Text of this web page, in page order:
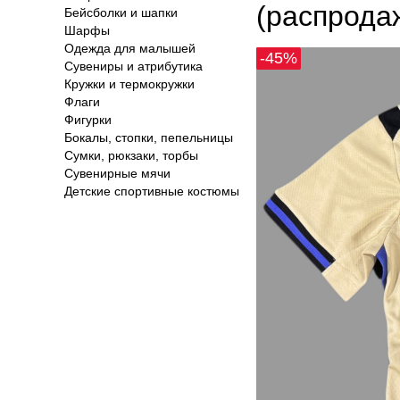
Бейсболки и шапки
Шарфы
Одежда для малышей
Сувениры и атрибутика
Кружки и термокружки
Флаги
Фигурки
Бокалы, стопки, пепельницы
Сумки, рюкзаки, торбы
Сувенирные мячи
Детские спортивные костюмы
-45%